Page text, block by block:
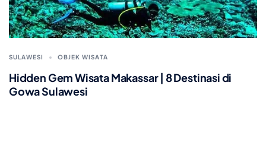
SULAWESI OBJEK WISATA
Hidden Gem Wisata Makassar | 8 Destinasi di
Gowa Sulawesi